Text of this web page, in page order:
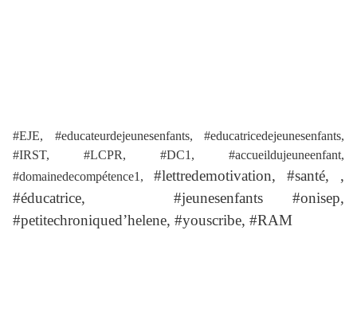
#EJE, #educateurdejeunesenfants, #educatricedejeunesenfants,
#IRST, #LCPR, #DC1, #accueildujeuneenfant,
#domainedecompétence1, #lettredemotivation, #santé, ,
#éducatrice, #jeunesenfants #onisep,
#petitechroniqued’helene, #youscribe, #RAM